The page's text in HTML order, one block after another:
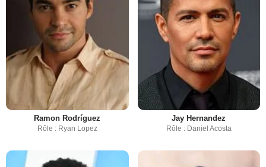
Ramon Rodríguez
Rôle : Ryan Lopez
Jay Hernandez
Rôle : Daniel Acosta